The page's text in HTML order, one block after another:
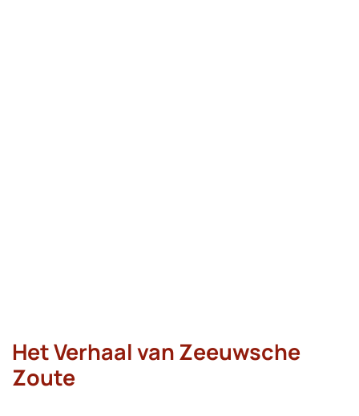
Het Verhaal van Zeeuwsche
Zoute​